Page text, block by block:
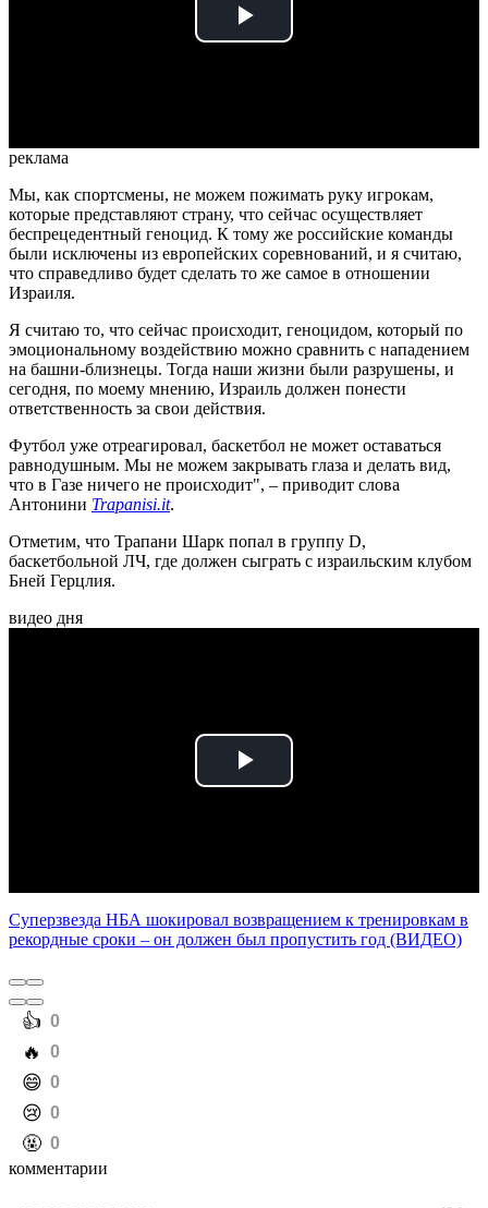
Play
реклама
Мы, как спортсмены, не можем пожимать руку игрокам,
которые представляют страну, что сейчас осуществляет
беспрецедентный геноцид. К тому же российские команды
были исключены из европейских соревнований, и я считаю,
что справедливо будет сделать то же самое в отношении
Израиля.
Я считаю то, что сейчас происходит, геноцидом, который по
эмоциональному воздействию можно сравнить с нападением
на башни-близнецы. Тогда наши жизни были разрушены, и
сегодня, по моему мнению, Израиль должен понести
ответственность за свои действия.
Футбол уже отреагировал, баскетбол не может оставаться
равнодушным. Мы не можем закрывать глаза и делать вид,
что в Газе ничего не происходит", – приводит слова
Антонини Trapanisi.it.
Отметим, что Трапани Шарк попал в группу D,
баскетбольной ЛЧ, где должен сыграть с израильским клубом
Бней Герцлия.
видео дня
Play
Суперзвезда НБА шокировал возвращением к тренировкам в
рекордные сроки – он должен был пропустить год (ВИДЕО)
️👍 0
️🔥 0
️😄 0
️😢 0
️🤬 0
комментарии